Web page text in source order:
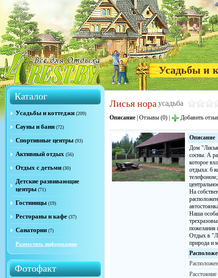
Усадьбы и
Каталог
Усадьбы и коттеджи (209)
Сауны и бани (72)
Спортивные центры (93)
Активный отдых (56)
Отдых с детьми (30)
Детские развивающие
центры (71)
Гостиницы (19)
Рестораны и кафе (37)
Санатории (7)
Разместить информацию
Фотофакт
Лисья нора усадьба
Описание Отзывы (0) Добавить
Описание
Дом "Лисья
сосны. А
которое
отдыха: 6
На
Наша
пожелания
Отдых в
природа и